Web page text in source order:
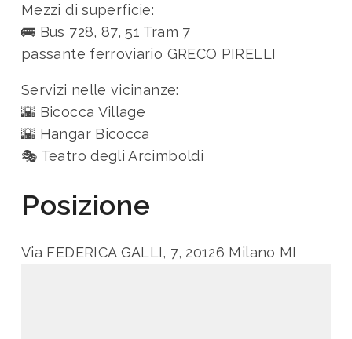
Mezzi di superficie:
🚌 Bus 728, 87, 51 Tram 7
passante ferroviario GRECO PIRELLI
Servizi nelle vicinanze:
🌇 Bicocca Village
🌇 Hangar Bicocca
🎭 Teatro degli Arcimboldi
Posizione
Via FEDERICA GALLI, 7, 20126 Milano MI